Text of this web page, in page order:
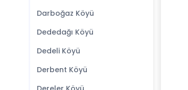
Darboğaz Köyü
Dededağı Köyü
Dedeli Köyü
Derbent Köyü